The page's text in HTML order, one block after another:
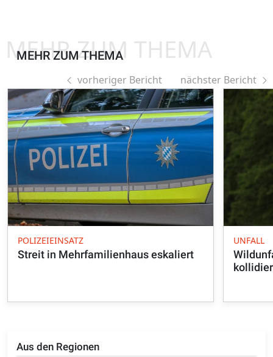
Aus den Regionen
MEHR ZUM THEMA
MEHR ZUM THEMA
vorheriger Bericht nächster Bericht
POLIZEIEINSATZ
Streit in Mehrfamilienhaus eskaliert
UNFALL